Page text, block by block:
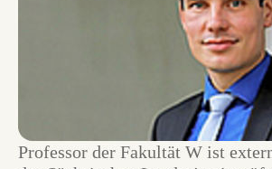
Professor der Fakultät W ist